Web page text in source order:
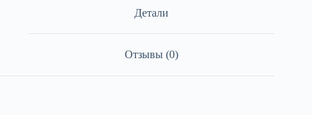
Детали
Отзывы (0)